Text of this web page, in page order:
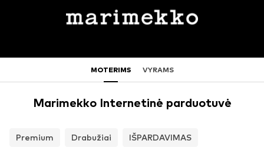
MOTERIMS VYRAMS
Marimekko Internetinė parduotuvė
Premium Drabužiai IŠPARDAVIMAS